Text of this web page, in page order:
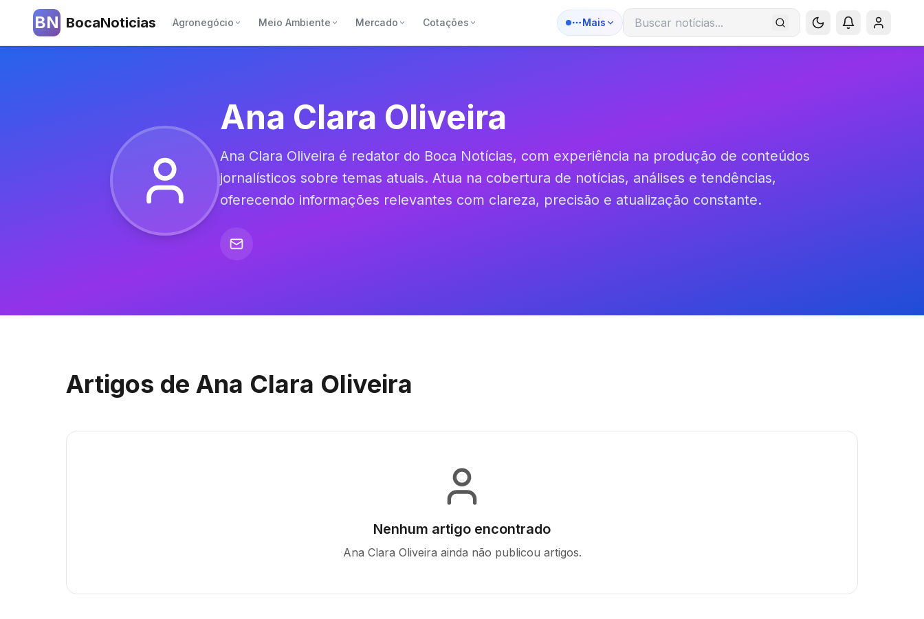
BN BocaNoticias Agronegócio Meio Ambiente Mercado Cotações Mais
Buscar notícias
Ana Clara Oliveira
Ana Clara Oliveira é redator do Boca Notícias, com experiência na produção de conteúdos
jornalísticos sobre temas atuais. Atua na cobertura de notícias, análises e tendências,
oferecendo informações relevantes com clareza, precisão e atualização constante.
Artigos de Ana Clara Oliveira
Nenhum artigo encontrado
Ana Clara Oliveira ainda não publicou artigos.